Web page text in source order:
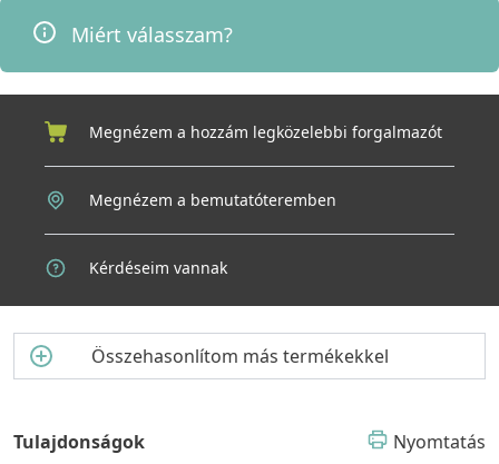
Miért válasszam?
Megnézem a hozzám legközelebbi forgalmazót
Megnézem a bemutatóteremben
Kérdéseim vannak
Összehasonlítom más termékekkel
Tulajdonságok Nyomtatás